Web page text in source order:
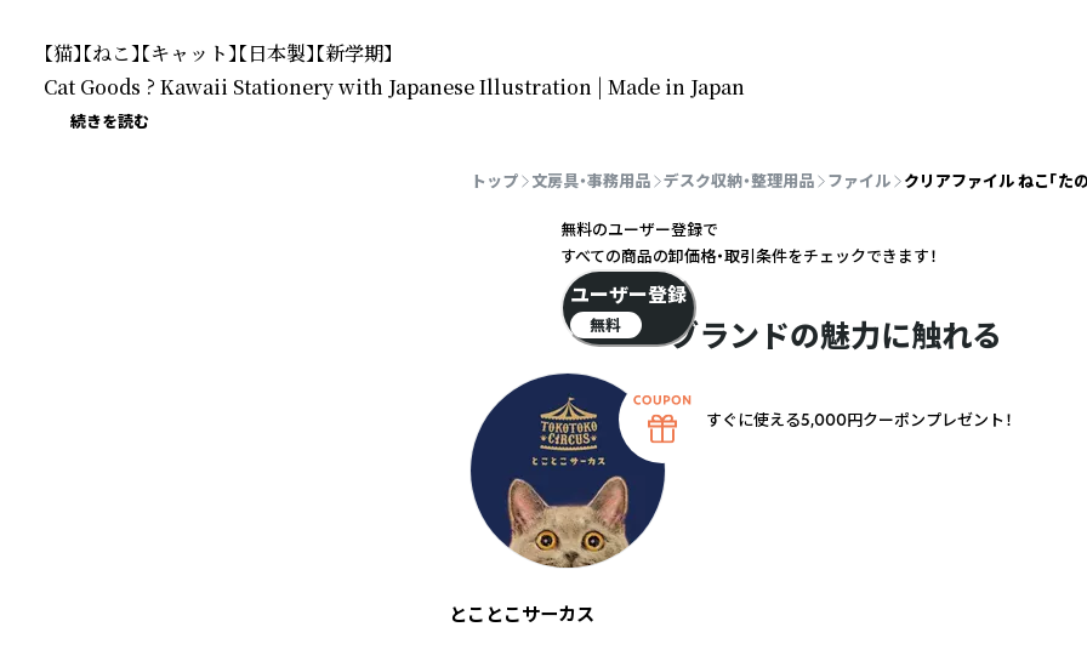
【猫】【ねこ】【キャット】【日本製】【新学期】
Cat Goods ? Kawaii Stationery with Japanese Illustration | Made in Japan
続きを読む
トップ 文房具・事務用品 デスク収納・整理用品 ファイル クリアファイル ねこ「た
ブランドの魅力に触れる
とことこサーカス
無料のユーザー登録で
すべての商品の卸価格・取引条件をチェックできます！
ユーザー登録
無料
すぐに使える5,000円クーポンプレゼント！